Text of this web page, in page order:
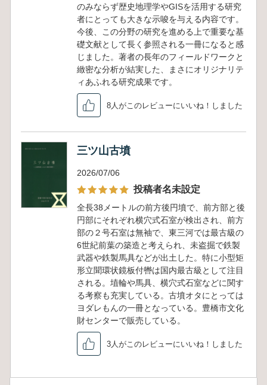
のみならず歴史地理学やGISを活用する研究
者にとっても大きな示唆を与える内容です。
今後、この分野の研究を進める上で重要な基
礎文献として長く参照される一冊になると感
じました。著者の長年のフィールドワークと
緻密な分析が結実した、まさにオリジナリテ
ィあふれる研究成果です。
8人がこのレビューにいいね！しました
三ツ山古墳
2026/07/06
投稿者名未設定
全長38メートルの前方後円墳で、前方部と後
円部にそれぞれ横穴式石室が検出され、前方
部の２号石室は無袖で、東三河では最古級の
6世紀前葉の築造と考えられ、未盗掘で鉄製
武器や鉄製馬具などが出土した。特に小型矩
形立聞環状鏡板付轡は国内最古級として注目
される。埴輪や馬具、横穴式石室などに関す
る考察も充実している。古墳オタにとっては
ヨダレもんの一冊となっている。豊橋市文化
財センターで販売している。
3人がこのレビューにいいね！しました